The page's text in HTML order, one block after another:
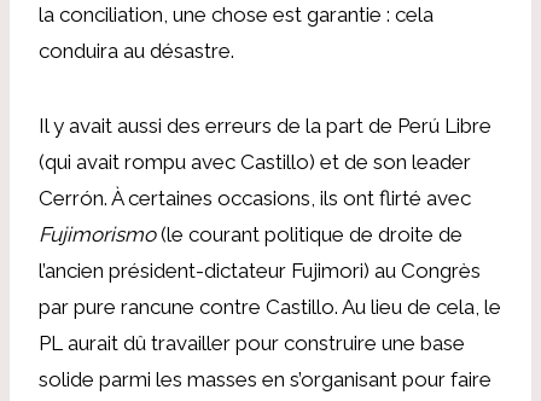
la conciliation, une chose est garantie : cela
conduira au désastre.
Il y avait aussi des erreurs de la part de Perú Libre
(qui avait rompu avec Castillo) et de son leader
Cerrón. À certaines occasions, ils ont flirté avec
Fujimorismo(le courant politique de droite de
l’ancien président-dictateur Fujimori) au Congrès
par pure rancune contre Castillo. Au lieu de cela, le
PL aurait dû travailler pour construire une base
solide parmi les masses en s’organisant pour faire